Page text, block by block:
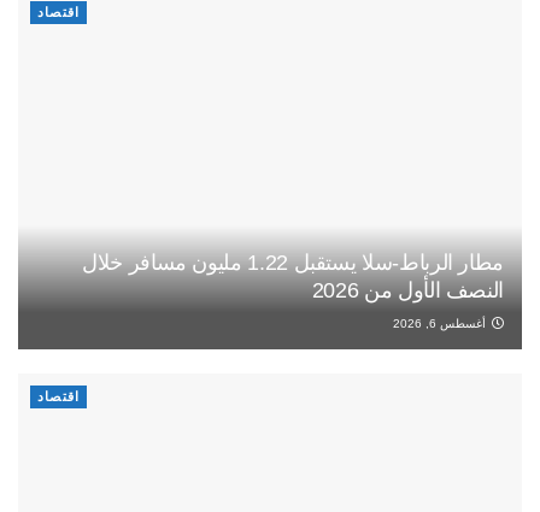
اقتصاد
مطار الرباط-سلا يستقبل 1.22 مليون مسافر خلال
النصف الأول من 2026
أغسطس 6, 2026
اقتصاد